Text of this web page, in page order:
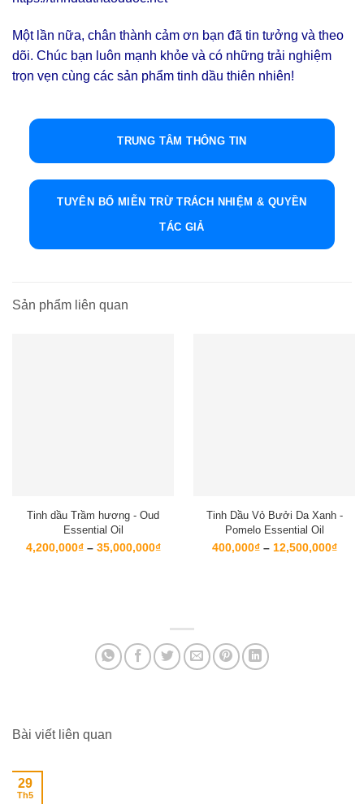
Một lần nữa, chân thành cảm ơn bạn đã tin tưởng và theo
dõi. Chúc bạn luôn mạnh khỏe và có những trải nghiệm
trọn vẹn cùng các sản phẩm tinh dầu thiên nhiên!
TRUNG TÂM THÔNG TIN
TUYÊN BỐ MIỄN TRỪ TRÁCH NHIỆM & QUYỀN
TÁC GIẢ
Sản phẩm liên quan
Tinh dầu Trầm hương - Oud
Essential Oil
4,200,000₫ – 35,000,000₫Khoảng
Tinh Dầu Vỏ Bưởi Da Xanh -
Pomelo Essential Oil
400,000₫ – 12,500,000₫
Bài viết liên quan
29
Th5